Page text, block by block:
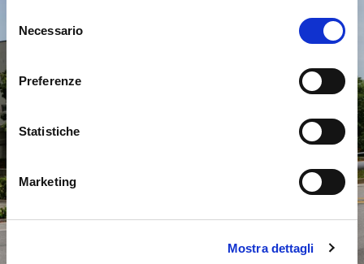
delNecessario
Preferenze
Statistiche
Marketing
Mostra dettagli